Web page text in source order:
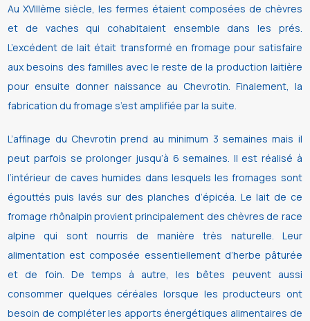
Au XVIIIème siècle, les fermes étaient composées de chèvres
et de vaches qui cohabitaient ensemble dans les prés.
L’excédent de lait était transformé en fromage pour satisfaire
aux besoins des familles avec le reste de la production laitière
pour ensuite donner naissance au Chevrotin. Finalement, la
fabrication du fromage s’est amplifiée par la suite.
L’affinage du Chevrotin prend au minimum 3 semaines mais il
peut parfois se prolonger jusqu’à 6 semaines. Il est réalisé à
l’intérieur de caves humides dans lesquels les fromages sont
égouttés puis lavés sur des planches d’épicéa. Le lait de ce
fromage rhônalpin provient principalement des chèvres de race
alpine qui sont nourris de manière très naturelle. Leur
alimentation est composée essentiellement d’herbe pâturée
et de foin. De temps à autre, les bêtes peuvent aussi
consommer quelques céréales lorsque les producteurs ont
besoin de compléter les apports énergétiques alimentaires de